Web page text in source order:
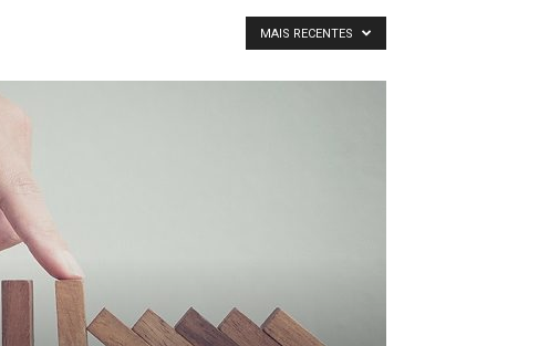
MAIS RECENTES